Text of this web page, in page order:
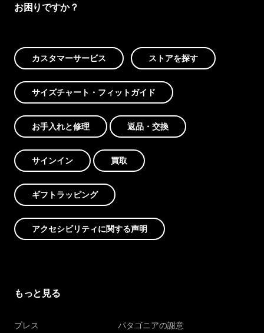
お困りですか？
カスタマーサービス ストアを探す
サイズチャート・フィットガイド
お手入れと修理 返品・交換
サインイン 買取
ギフトラッピング
アクセシビリティに関する声明
もっと見る
プレス パタゴニアの謝意